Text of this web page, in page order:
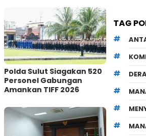
Polda Sulut Siagakan 520
Personel Gabungan
Amankan TIFF 2026
TAG